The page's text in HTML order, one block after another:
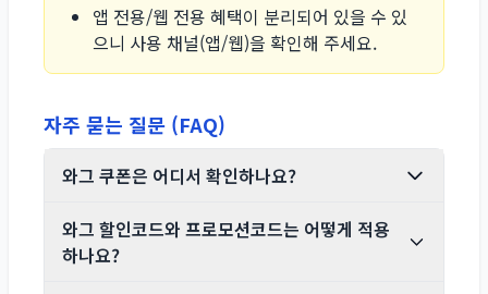
앱 전용/웹 전용 혜택이 분리되어 있을 수 있
으니 사용 채널(앱/웹)을 확인해 주세요.
자주 묻는 질문 (FAQ)
와그 쿠폰은 어디서 확인하나요?
와그 할인코드와 프로모션코드는 어떻게 적용
하나요?